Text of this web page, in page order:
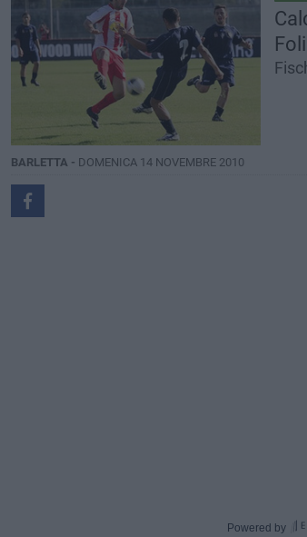
BARLETTA - DOMENICA 14 NOVEMBRE 2010
Powered by